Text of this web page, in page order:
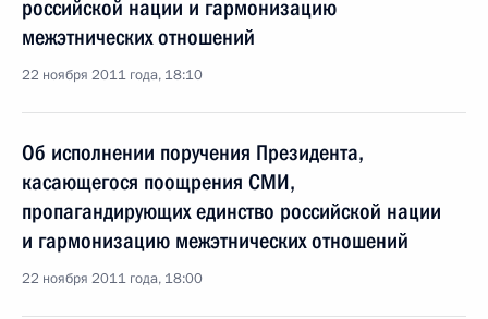
российской нации и гармонизацию
межэтнических отношений
22 ноября 2011 года, 18:10
Об исполнении поручения Президента,
касающегося поощрения СМИ,
пропагандирующих единство российской нации
и гармонизацию межэтнических отношений
22 ноября 2011 года, 18:00